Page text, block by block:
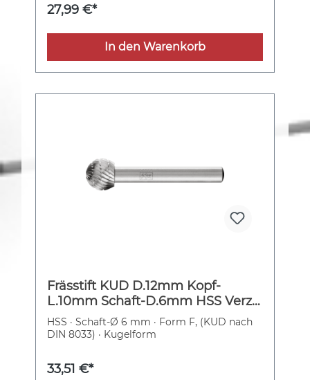
27,99 €*
In den Warenkorb
Frässtift KUD D.12mm Kopf-
L.10mm Schaft-D.6mm HSS Verz.3
PFERD
HSS · Schaft-Ø 6 mm · Form F, (KUD nach
DIN 8033) · Kugelform
33,51 €*